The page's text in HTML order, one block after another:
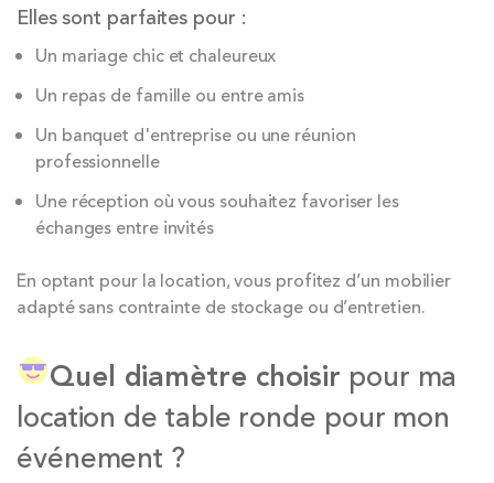
Elles sont parfaites pour :
Un mariage chic et chaleureux
Un repas de famille ou entre amis
Un banquet d'entreprise ou une réunion
professionnelle
Une réception où vous souhaitez favoriser les
échanges entre invités
En optant pour la location, vous profitez d’un mobilier
adapté sans contrainte de stockage ou d’entretien.
Quel diamètre choisir pour ma
location de table ronde pour mon
événement ?